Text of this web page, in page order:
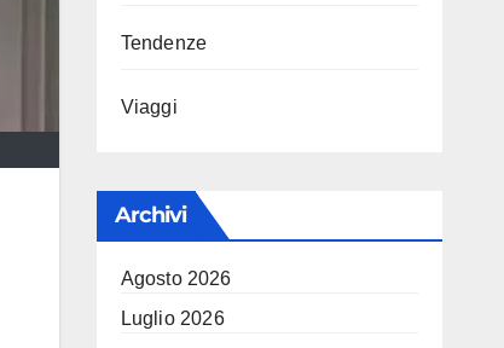
Tendenze
Viaggi
Archivi
Agosto 2026
Luglio 2026